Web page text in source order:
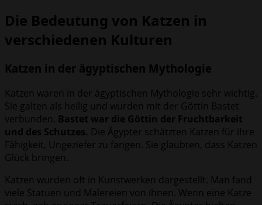
Die Bedeutung von Katzen in
verschiedenen Kulturen
Katzen in der ägyptischen Mythologie
Katzen waren in der ägyptischen Mythologie sehr wichtig.
Sie galten als heilig und wurden mit der Göttin Bastet
verbunden. Bastet war die Göttin der Fruchtbarkeit
und des Schutzes. Die Ägypter schätzten Katzen für ihre
Fähigkeit, Ungeziefer zu fangen. Sie glaubten, dass Katzen
Glück bringen.
Katzen wurden oft in Kunstwerken dargestellt. Man fand
viele Statuen und Malereien von ihnen. Wenn eine Katze